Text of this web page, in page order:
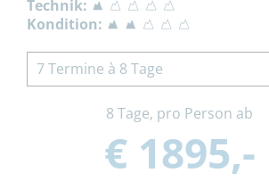
Technik:
Kondition:
7 Termine à 8 Tage
8 Tage, pro Person ab
€ 1895,-